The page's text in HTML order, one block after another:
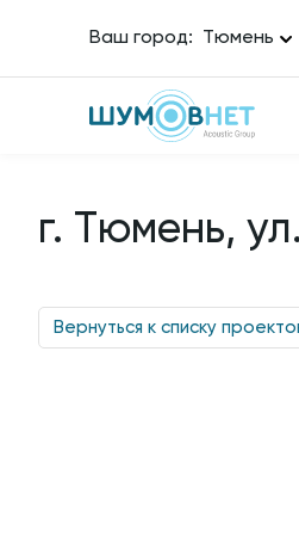
Ваш город: Тюмень
г. Тюмень,
Вернуться к списку